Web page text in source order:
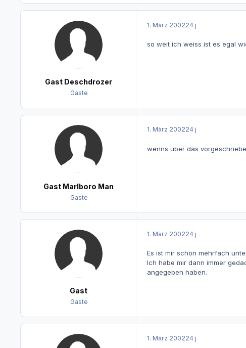
Gast Deschdrozer
Gäste
1. März 200224 j
so weit ich weiss ist es egal
Gast Marlboro Man
Gäste
1. März 200224 j
wenns über das
Gast
Gäste
1. März 200224 j
Es ist mir schon mehrfach
Ich habe mir dann immer
angegeben haben.
1. März 200224 j